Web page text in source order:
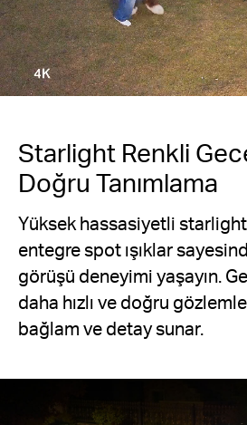
Starlight Renkli
Doğru Tanımlama
Yüksek hassasiyetli
entegre spot ışıklar
görüşü deneyimi yaşayın.
daha hızlı ve doğru
bağlam ve detay sunar.